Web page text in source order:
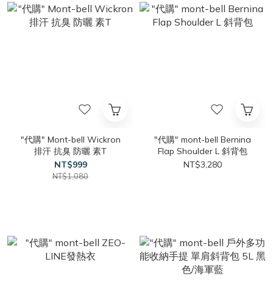
"代購" Mont-bell Wickron
排汗 抗臭 防曬 素T
NT$999
NT$1,080
"代購" mont-bell Bernina
Flap Shoulder L 斜背包
NT$3,280